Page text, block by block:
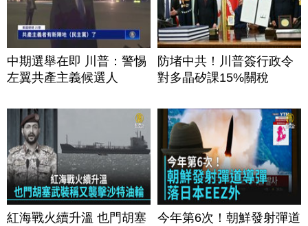
中期選舉在即 川普：警惕
左翼共產主義候選人
防堵中共！川普簽行政令
對多晶矽課15%關稅
紅海戰火續升溫 也門胡塞
今年第6次！朝鮮發射彈道